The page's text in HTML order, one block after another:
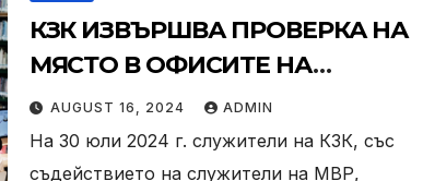
КЗК ИЗВЪРШВА ПРОВЕРКА НА
МЯСТО В ОФИСИТЕ НА
МУЗИКАУТОР
AUGUST 16, 2024 ADMIN
На 30 юли 2024 г. служители на КЗК, със
съдействието на служители на МВР,